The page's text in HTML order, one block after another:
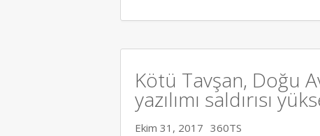
Kötü Tavşan, Doğu
yazılımı saldırısı
Ekim 31, 2017 360TS